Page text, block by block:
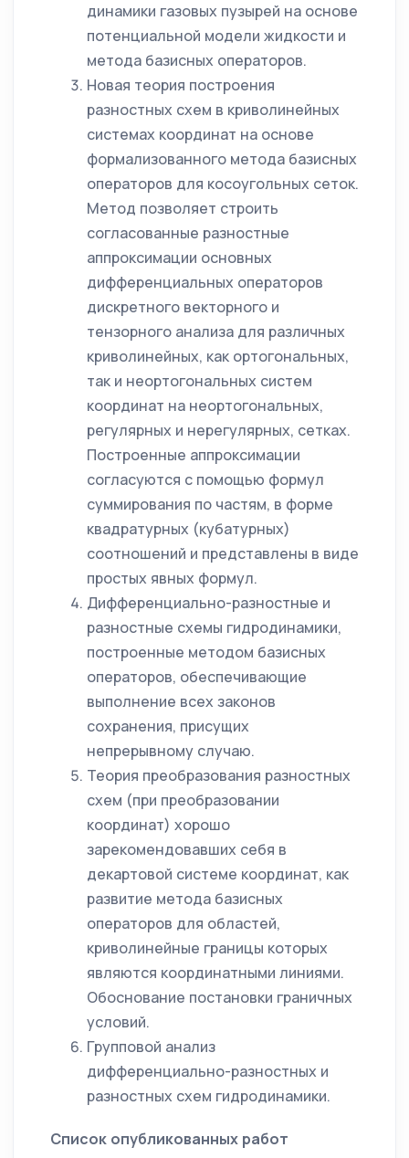
динамики газовых пузырей на основе
потенциальной модели жидкости и
метода базисных операторов.
Новая теория построения
разностных схем в криволинейных
системах координат на основе
формализованного метода базисных
операторов для косоугольных сеток.
Метод позволяет строить
согласованные разностные
аппроксимации основных
дифференциальных операторов
дискретного векторного и
тензорного анализа для различных
криволинейных, как ортогональных,
так и неортогональных систем
координат на неортогональных,
регулярных и нерегулярных, сетках.
Построенные аппроксимации
согласуются с помощью формул
суммирования по частям, в форме
квадратурных (кубатурных)
соотношений и представлены в виде
простых явных формул.
Дифференциально-разностные и
разностные схемы гидродинамики,
построенные методом базисных
операторов, обеспечивающие
выполнение всех законов
сохранения, присущих
непрерывному случаю.
Теория преобразования разностных
схем (при преобразовании
координат) хорошо
зарекомендовавших себя в
декартовой системе координат, как
развитие метода базисных
операторов для областей,
криволинейные границы которых
являются координатными линиями.
Обоснование постановки граничных
условий.
Групповой анализ
дифференциально-разностных и
разностных схем гидродинамики.
Список опубликованных работ